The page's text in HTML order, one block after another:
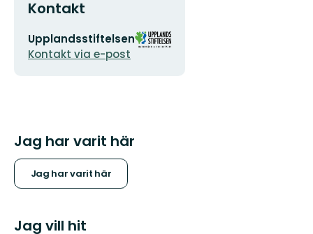
Kontakt
E-
postadress
Upplandsstiftelsen
Kontakt via e-post
Organisationens
logotyp
Jag har varit här
Jag har varit här
Jag vill hit